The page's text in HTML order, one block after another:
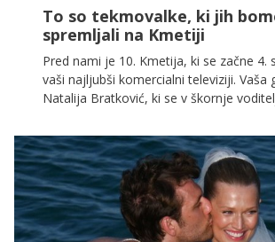
To so tekmovalke, ki jih
spremljali na Kmetiji
Pred nami je 10. Kmetija, ki se začne 4.
vaši najljubši komercialni televiziji. Vaša
Natalija Bratković, ki se v škornje
V nadaljevanju predstavljamo
letos lahko spremljali na Kmetiji.